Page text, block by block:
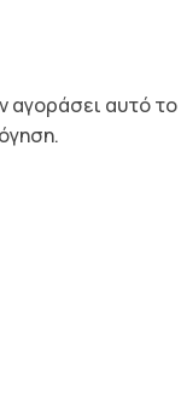
αγοράσει αυτό το